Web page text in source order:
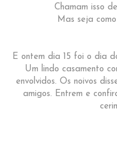
Chamam isso
Mas seja
E ontem dia 15 foi o dia
Um lindo casamento
envolvidos. Os noivos
amigos. Entrem e